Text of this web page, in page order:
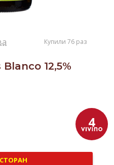
Купили 76 раз
12,5%
4